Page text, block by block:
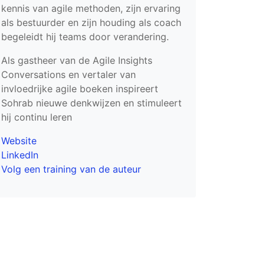
kennis van agile methoden, zijn ervaring
als bestuurder en zijn houding als coach
begeleidt hij teams door verandering.
Als gastheer van de Agile Insights
Conversations en vertaler van
invloedrijke agile boeken inspireert
Sohrab nieuwe denkwijzen en stimuleert
hij continu leren
Website
LinkedIn
Volg een training van de auteur